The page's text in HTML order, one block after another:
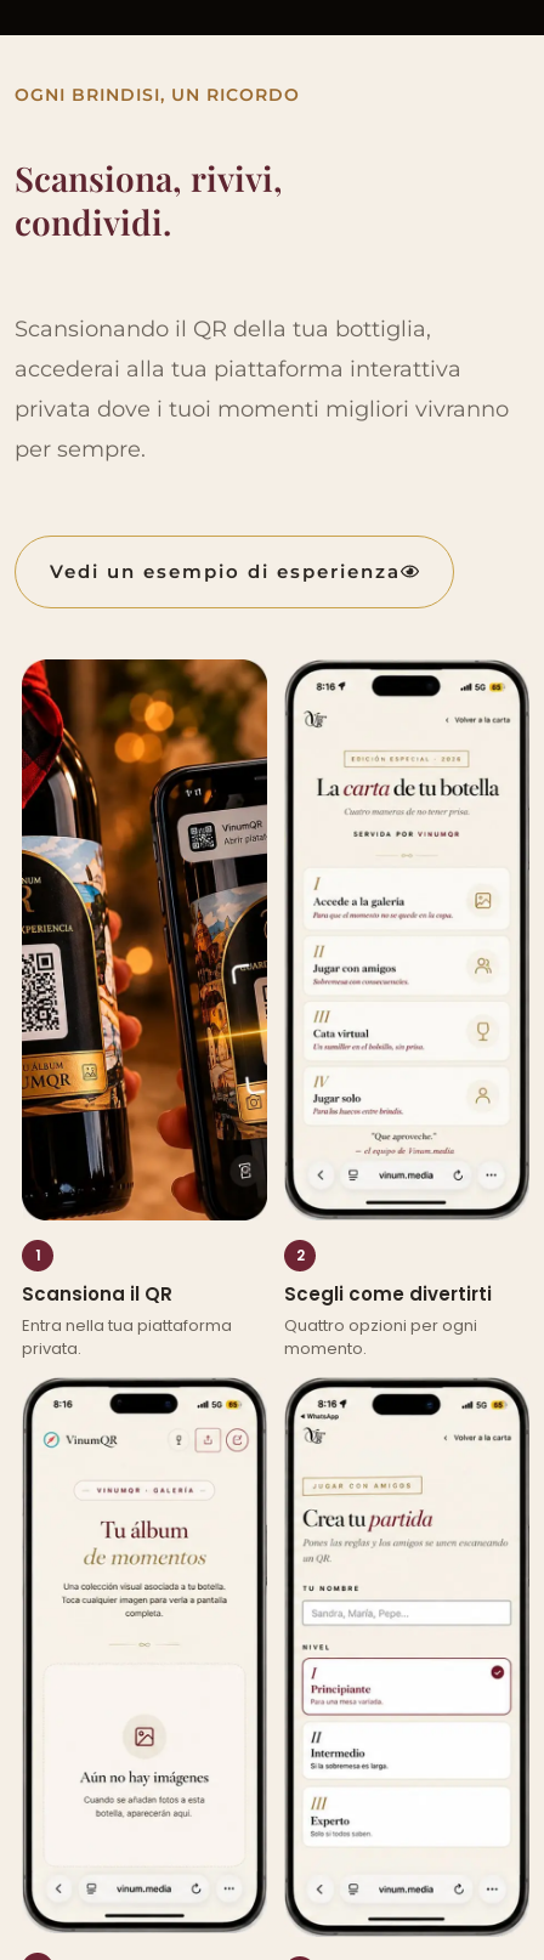
OGNI BRINDISI, UN RICORDO
Scansiona, rivivi,
condividi.
Scansionando il QR della tua bottiglia,
accederai alla tua piattaforma interattiva
privata dove i tuoi momenti migliori vivranno
per sempre.
Vedi un esempio di esperienza
1
Scansiona il QR
Entra nella tua piattaforma
privata.
2
Scegli come divertirti
Quattro opzioni per ogni
momento.